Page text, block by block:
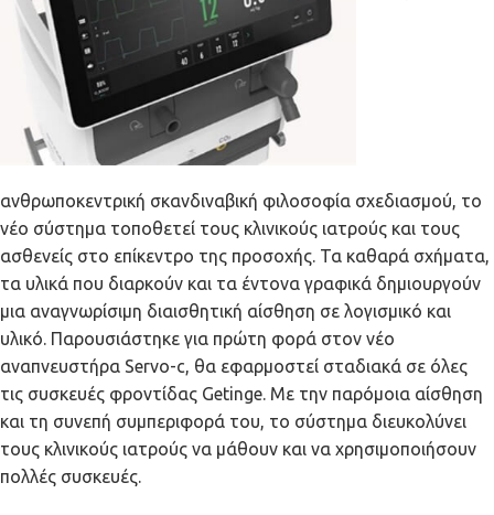
ανθρωποκεντρική σκανδιναβική φιλοσοφία σχεδιασμού, το
νέο σύστημα τοποθετεί τους κλινικούς ιατρούς και τους
ασθενείς στο επίκεντρο της προσοχής. Τα καθαρά σχήματα,
τα υλικά που διαρκούν και τα έντονα γραφικά δημιουργούν
μια αναγνωρίσιμη διαισθητική αίσθηση σε λογισμικό και
υλικό. Παρουσιάστηκε για πρώτη φορά στον νέο
αναπνευστήρα Servo-c, θα εφαρμοστεί σταδιακά σε όλες
τις συσκευές φροντίδας Getinge. Με την παρόμοια αίσθηση
και τη συνεπή συμπεριφορά του, το σύστημα διευκολύνει
τους κλινικούς ιατρούς να μάθουν και να χρησιμοποιήσουν
πολλές συσκευές.